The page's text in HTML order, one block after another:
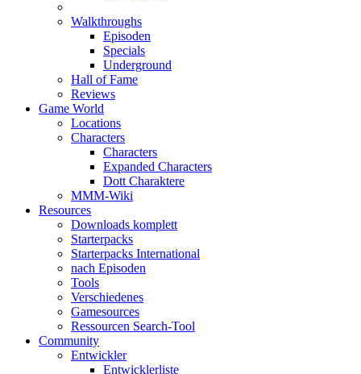
Walkthroughs
Episoden
Specials
Underground
Hall of Fame
Reviews
Game World
Locations
Characters
Characters
Expanded Characters
Dott Charaktere
MMM-Wiki
Resources
Downloads komplett
Starterpacks
Starterpacks International
nach Episoden
Tools
Verschiedenes
Gamesources
Ressourcen Search-Tool
Community
Entwickler
Entwicklerliste